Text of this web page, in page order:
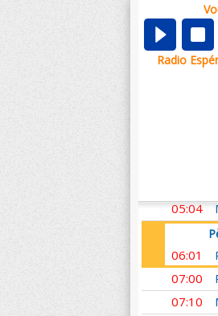
Radio
00:01
00:59
05:04
06:01
07:00
07:10